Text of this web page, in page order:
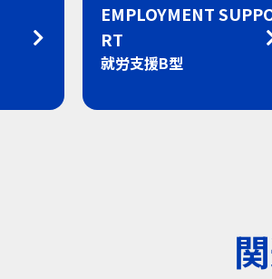
EMPLOYMENT
RT
就労支援B型